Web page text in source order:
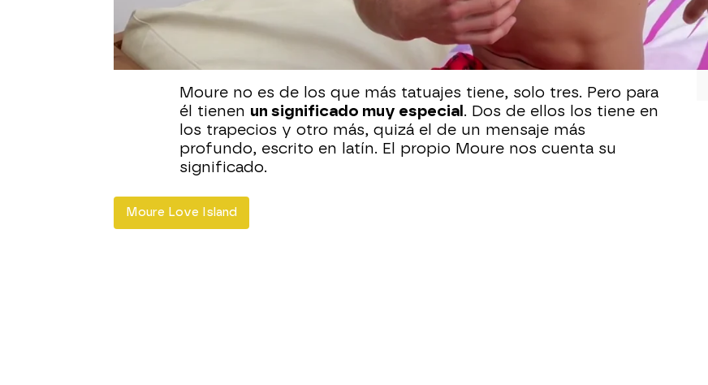
menos lleva alguno en su piel que tienen un especial
significado. En este caso vamos a conocer qué significan los
tres tatuajes que Moure lleva sobre su piel.
Moure no es de los que más tatuajes tiene, solo tres. Pero para
él tienen un significado muy especial . Dos de ellos los tiene en
los trapecios y otro más, quizá el de un mensaje más
profundo, escrito en latín. El propio Moure nos cuenta su
significado.
Moure Love Island